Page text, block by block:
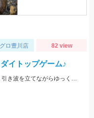
ロ豊川店 82 view
イトップゲーム♪
ヒットルアーはブルーブルー イネムン60！引き波を立てながらゆっくり水面をタダ巻き。単発でしたがバシュッと気持ちよくバイトが出ました☆